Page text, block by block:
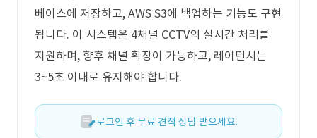
베이스에 저장하고, AWS S3에 백업하는 기능도 구현
됩니다. 이 시스템은 4채널 CCTV의 실시간 처리를
지원하며, 향후 채널 확장이 가능하고, 레이턴시는
3~5초 이내로 유지해야 합니다.
로그인 후 무료 견적 상담 받으세요.